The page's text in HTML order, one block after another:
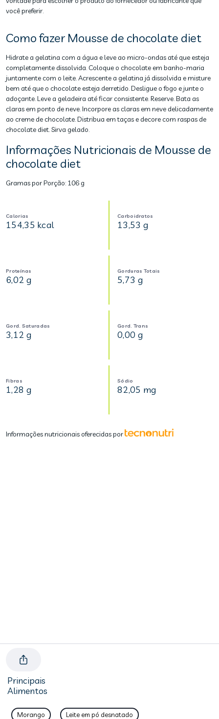
você preferir.
Como fazer Mousse de chocolate diet
Hidrate a gelatina com a água e leve ao micro-ondas até que esteja
completamente dissolvida. Coloque o chocolate em banho-maria
juntamente com o leite. Acrescente a gelatina já dissolvida e misture
bem até que o chocolate esteja derretido. Desligue o fogo e junte o
adoçante. Leve a geladeira até ficar consistente. Reserve. Bata as
claras em ponto de neve. Incorpore as claras em neve delicadamente
ao creme de chocolate. Distribua em taças e decore com raspas de
chocolate diet. Sirva gelado.
Informações Nutricionais de Mousse de
chocolate diet
Gramas por Porção: 106 g
Calorias
154,35 kcal
Carboidratos
13,53 g
Proteínas
6,02 g
Gorduras Totais
5,73 g
Gord. Saturadas
3,12 g
Gord. Trans
0,00 g
Fibras
1,28 g
Sódio
82,05 mg
Informações nutricionais oferecidas por
Principais
Alimentos
Morango Leite em pó desnatado